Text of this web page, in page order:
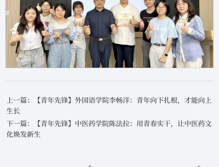
上一篇：【青年先锋】外国语学院李畅洋：青年向下扎根，才能向上
生长
下一篇：【青年先锋】中医药学院陈法拉：用青春实干，让中医药文
化焕发新生